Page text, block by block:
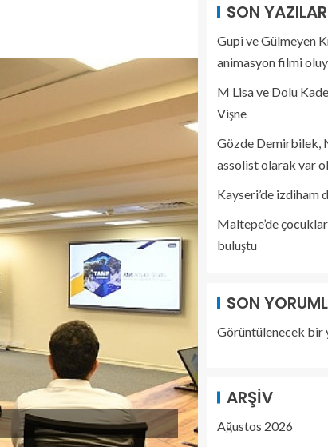
SON YAZILAR
Gupi ve Gülmeyen
animasyon filmi
M Lisa ve Dolu
Vişne
Gözde Demirbilek,
assolist olarak var
Kayseri’de izdiham
Maltepe’de
buluştu
SON
Görüntülenecek bir
ARŞIV
Ağustos 2026